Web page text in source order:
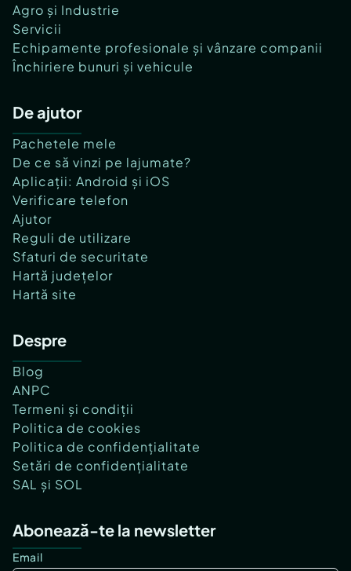
Agro și Industrie
Servicii
Echipamente profesionale și vânzare companii
Închiriere bunuri și vehicule
De ajutor
Pachetele mele
De ce să vinzi pe lajumate?
Aplicații: Android și iOS
Verificare telefon
Ajutor
Reguli de utilizare
Sfaturi de securitate
Hartă județelor
Hartă site
Despre
Blog
ANPC
Termeni și condiții
Politica de cookies
Politica de confidențialitate
Setări de confidențialitate
SAL și SOL
Abonează-te la newsletter
Email